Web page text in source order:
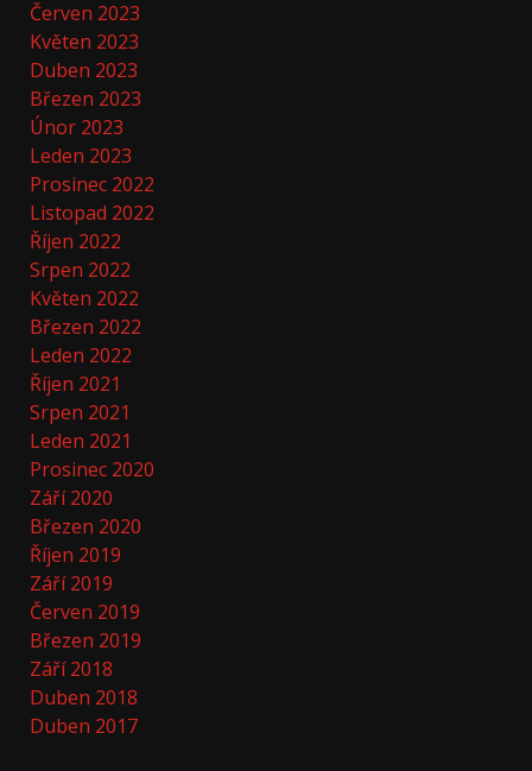
Červen 2023
Květen 2023
Duben 2023
Březen 2023
Únor 2023
Leden 2023
Prosinec 2022
Listopad 2022
Říjen 2022
Srpen 2022
Květen 2022
Březen 2022
Leden 2022
Říjen 2021
Srpen 2021
Leden 2021
Prosinec 2020
Září 2020
Březen 2020
Říjen 2019
Září 2019
Červen 2019
Březen 2019
Září 2018
Duben 2018
Duben 2017